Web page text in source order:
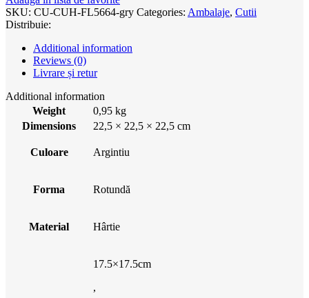
SKU: CU-CUH-FL5664-gry Categories: Ambalaje, Cutii
Distribuie:
Additional information
Reviews (0)
Livrare și retur
Additional information
Weight
0,95 kg
Dimensions
22,5 × 22,5 × 22,5 cm
Culoare Argintiu
Forma Rotundă
Material Hârtie
17.5×17.5cm
,